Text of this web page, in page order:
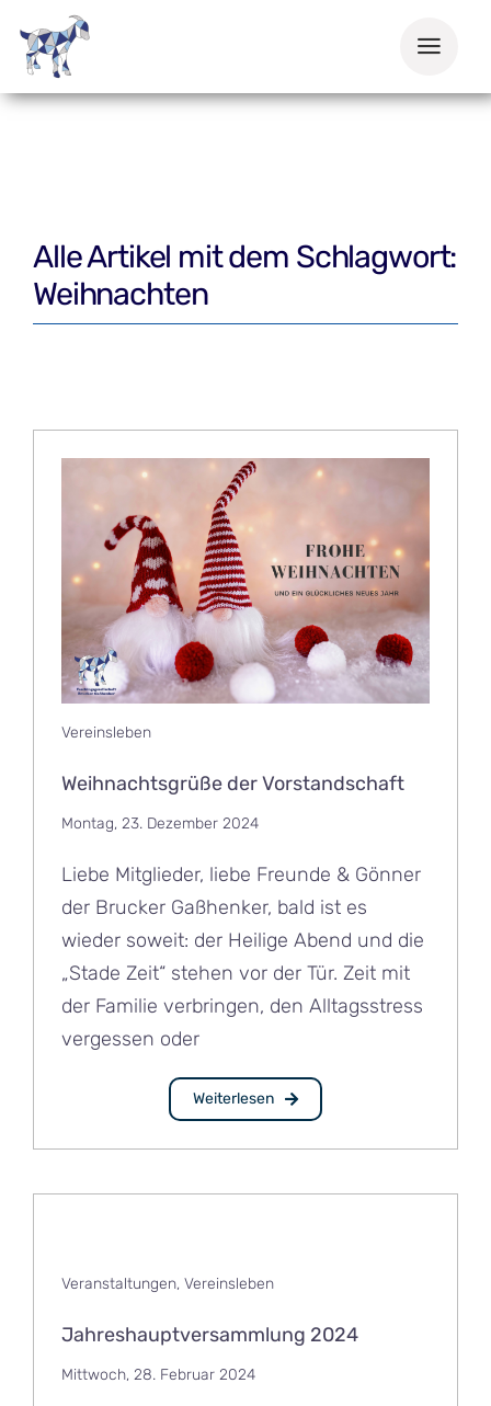
Inhalt
springen
Alle Artikel mit dem Schlagwort:
Weihnachten
Vereinsleben
Weihnachtsgrüße der Vorstandschaft
Montag, 23. Dezember 2024
Liebe Mitglieder, liebe Freunde & Gönner
der Brucker Gaßhenker, bald ist es
wieder soweit: der Heilige Abend und die
„Stade Zeit“ stehen vor der Tür. Zeit mit
der Familie verbringen, den Alltagsstress
vergessen oder
Weiterlesen
Veranstaltungen, Vereinsleben
Jahreshauptversammlung 2024
Mittwoch, 28. Februar 2024